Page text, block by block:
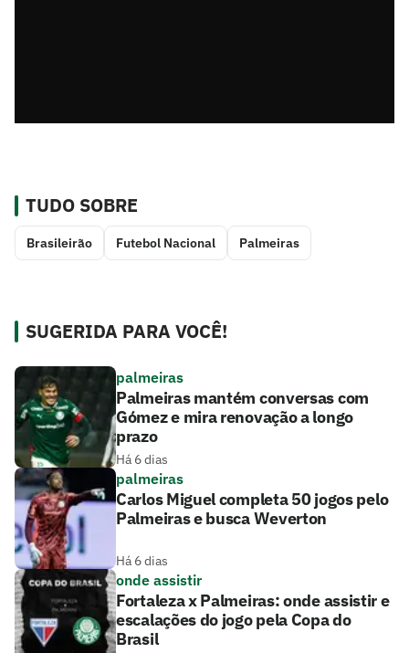
TUDO SOBRE
Brasileirão Futebol Nacional Palmeiras
SUGERIDA PARA VOCÊ!
palmeiras
Palmeiras mantém conversas com
Gómez e mira renovação a longo
prazo
Há 6 dias
palmeiras
Carlos Miguel completa 50 jogos pelo
Palmeiras e busca Weverton
Há 6 dias
onde assistir
Fortaleza x Palmeiras: onde assistir e
escalações do jogo pela Copa do
Brasil